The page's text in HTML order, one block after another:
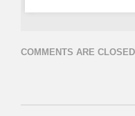
COMMENTS ARE